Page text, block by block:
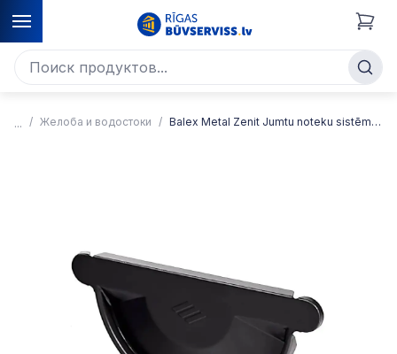
Желоба и водостоки Balex Metal Zenit Jumtu noteku sistēma 153/120mm, Grafīta